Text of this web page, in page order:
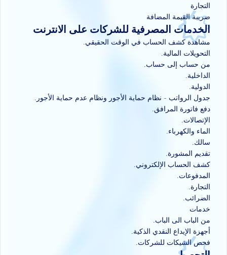
التجارة
ضريبة القيمة المضافة
الخدمات المصرفية للشركات على الانترنت
مشاهدة كشف الحساب في الوقت الحقيقي.
التحويلات المالية.
من حساب إلى حساب.
الداخلية.
الدولية.
جدول الرواتب - نظام حماية الأجور ونظام عدم حماية الأجور.
دفع فاتورة المرافق.
الإتصالات.
الماء والكهرباء.
سالك.
تقديم المشورة.
كشف الحساب الإلكتروني.
المدفوعات.
التجارة.
الضرائب.
خدمات
من الباب الى الباب.
أجهزة الإيداع النقدي الذكية.
فحص الشيكات للشركات.